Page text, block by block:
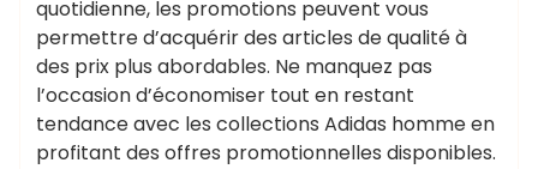
quotidienne, les promotions peuvent vous
permettre d’acquérir des articles de qualité à
des prix plus abordables. Ne manquez pas
l’occasion d’économiser tout en restant
tendance avec les collections Adidas homme en
profitant des offres promotionnelles disponibles.